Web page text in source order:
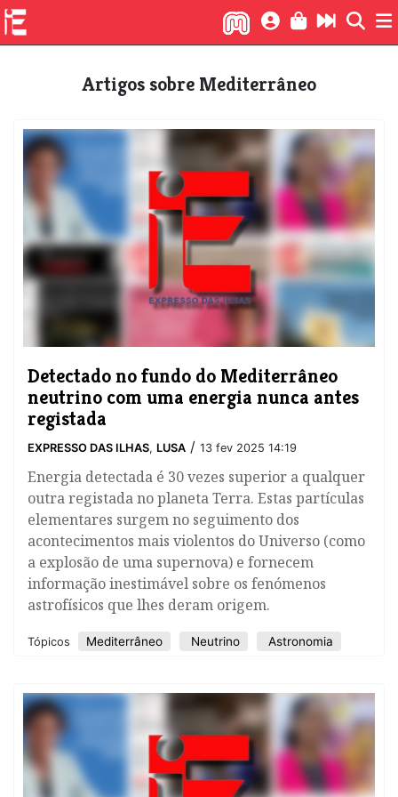
Artigos sobre Mediterrâneo
Detectado no fundo do Mediterrâneo
neutrino com uma energia nunca antes
registada
EXPRESSO DAS ILHAS, LUSA / 13 fev 2025 14:19
Energia detectada é 30 vezes superior a qualquer
outra registada no planeta Terra. Estas partículas
elementares surgem no seguimento dos
acontecimentos mais violentos do Universo (como
a explosão de uma supernova) e fornecem
informação inestimável sobre os fenómenos
astrofísicos que lhes deram origem.
Tópicos Mediterrâneo Neutrino Astronomia